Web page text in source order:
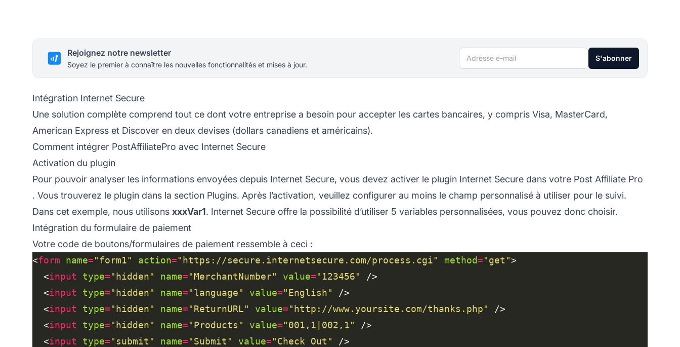
Rejoignez notre newsletter
Soyez le premier à connaître les nouvelles fonctionnalités et mises à jour.
Adresse e-mail S'abonner
Intégration Internet Secure
Une solution complète comprend tout ce dont votre entreprise a besoin pour accepter les cartes bancaires, y compris Visa, MasterCard,
American Express et Discover en deux devises (dollars canadiens et américains).
Comment intégrer PostAffiliatePro avec Internet Secure
Activation du plugin
Pour pouvoir analyser les informations envoyées depuis Internet Secure, vous devez activer le plugin Internet Secure dans votre Post Affiliate Pro
. Vous trouverez le plugin dans la section Plugins. Après l’activation, veuillez configurer au moins le champ personnalisé à utiliser pour le suivi.
Dans cet exemple, nous utilisons xxxVar1. Internet Secure offre la possibilité d’utiliser 5 variables personnalisées, vous pouvez donc choisir.
Intégration du formulaire de paiement
Votre code de boutons/formulaires de paiement ressemble à ceci :
<form name="form1" action="https://secure.internetsecure.com/process.cgi" method="get"
  <
input type="hidden" name="MerchantNumber" value="123456"
  <
input type="hidden" name="language" value="English"
  <
input type="hidden" name="ReturnURL" value="http://www.yoursite.com/thanks.php"
  <
input type="hidden" name="Products" value="001,1|002,1"
  <
input type="submit" name="Submit" value="Check Out"